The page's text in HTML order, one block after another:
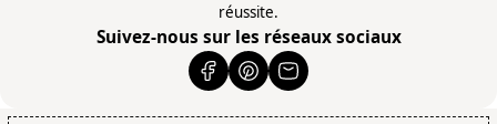
réussite.
Suivez-nous sur les réseaux sociaux